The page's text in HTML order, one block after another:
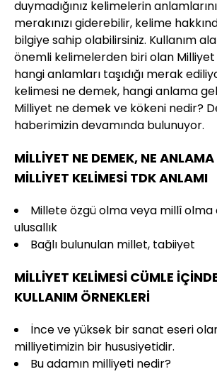
duymadığınız kelimelerin
merakınızı giderebilir, kelime
bilgiye sahip olabilirsiniz. Kullanım
önemli kelimelerden biri olan
hangi anlamları taşıdığı merak
kelimesi ne demek, hangi anlama
Milliyet ne demek ve kökeni nedir?
haberimizin devamında bulunuyor.
MİLLİYET NE DEMEK, NE
MİLLİYET KELİMESİ TDK ANLAMI
Millete özgü olma veya millî olma
ulusallık
Bağlı bulunulan millet, tabiiyet
MİLLİYET KELİMESİ CÜMLE
KULLANIM ÖRNEKLERİ
İnce ve yüksek bir sanat eseri
milliyetimizin bir hususiyetidir.
Bu adamın milliyeti nedir?